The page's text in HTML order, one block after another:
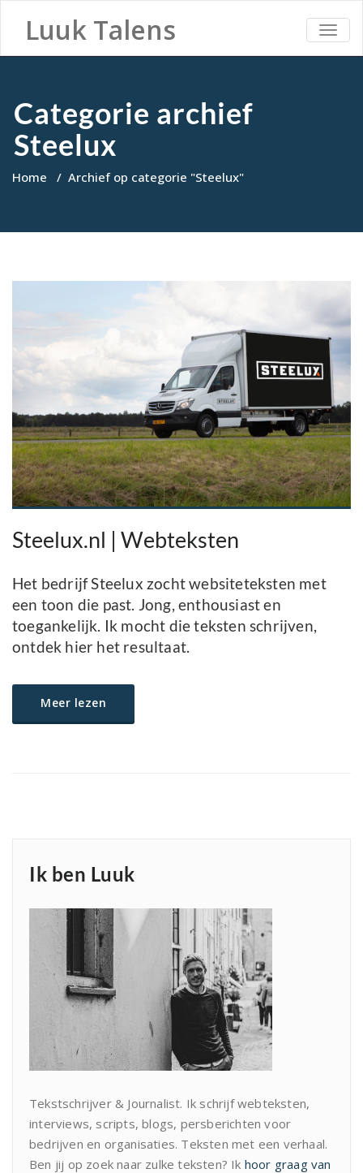
Luuk Talens
Categorie archief
Steelux
Home / Archief op categorie "Steelux"
Steelux.nl | Webteksten
Het bedrijf Steelux zocht websiteteksten met
een toon die past. Jong, enthousiast en
toegankelijk. Ik mocht die teksten schrijven,
ontdek hier het resultaat.
Meer lezen
Ik ben Luuk
Tekstschrijver & Journalist. Ik schrijf webteksten,
interviews, scripts, blogs, persberichten voor
bedrijven en organisaties. Teksten met een verhaal.
Ben jij op zoek naar zulke teksten? Ik hoor graag van